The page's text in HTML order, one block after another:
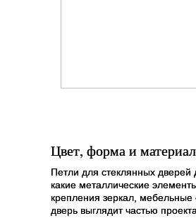
Цвет, форма и
Петли для стеклянных
какие металлические
крепления зеркал, мебельные
дверь выглядит частью